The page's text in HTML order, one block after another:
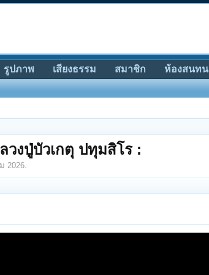
งปู่บัวเกตุ ปทุมสิโร :
2026.
รูปภาพ เสียงธรรม สมาชิก ห้องสนทน